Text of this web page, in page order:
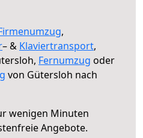
,
– & Klaviertransport,
Fernumzug oder
von Gütersloh nach
wenigen Minuten
Angebote.